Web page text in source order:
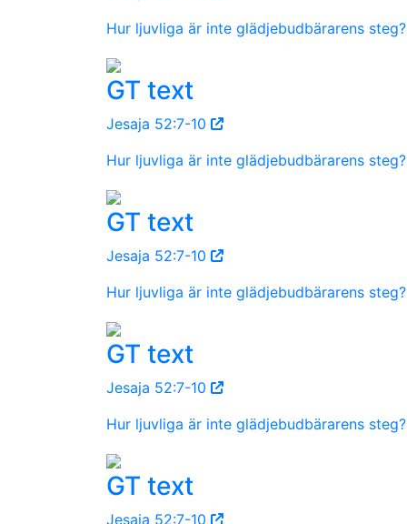
Hur ljuvliga är inte glädjebudbärarens steg?
GT text
Jesaja 52:7-10
Hur ljuvliga är inte glädjebudbärarens steg?
GT text
Jesaja 52:7-10
Hur ljuvliga är inte glädjebudbärarens steg?
GT text
Jesaja 52:7-10
Hur ljuvliga är inte glädjebudbärarens steg?
GT text
Jesaja 52:7-10